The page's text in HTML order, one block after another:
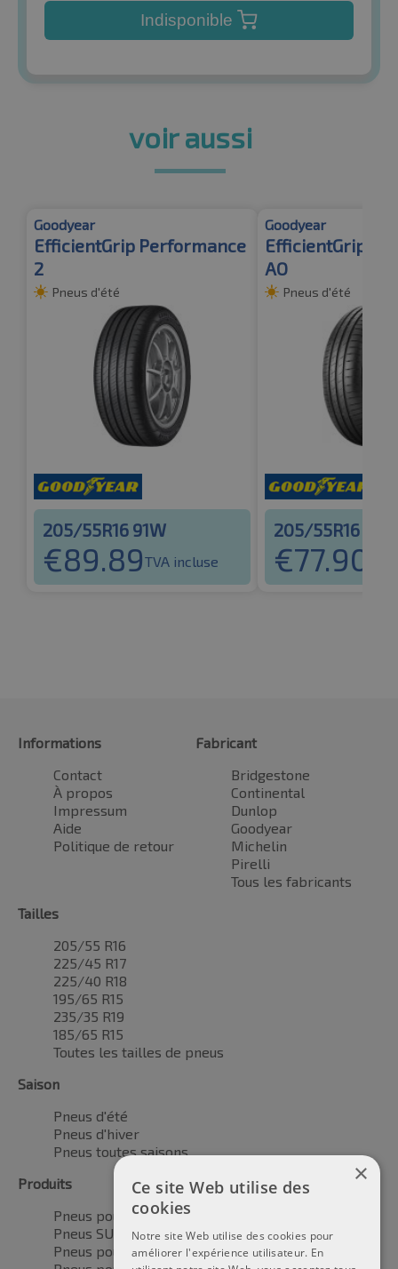
Indisponible
voir aussi
Goodyear
EfficientGrip Performance
2
Pneus d'été
205/55R16 91W
€89.89TVA incluse
Goodyear
EfficientGrip
AO
Pneus d'été
205/55R16 91W
€77.90
Informations
Contact
À propos
Impressum
Aide
Politique de retour
Fabricant
Bridgestone
Continental
Dunlop
Goodyear
Michelin
Pirelli
Tous les fabricants
Tailles
205/55 R16
225/45 R17
225/40 R18
195/65 R15
235/35 R19
185/65 R15
Toutes les tailles de pneus
Saison
Pneus d'été
Pneus d'hiver
Pneus toutes saisons
Produits
Pneus pour voitures
Pneus SUV / 4x4
Pneus pour camionnettes
×
Ce site Web utilise des
cookies
Notre site Web utilise des cookies pour
améliorer l'expérience utilisateur. En